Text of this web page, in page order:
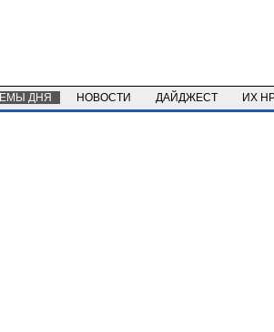
ДНЯ НОВОСТИ ДАЙДЖЕСТ ИХ